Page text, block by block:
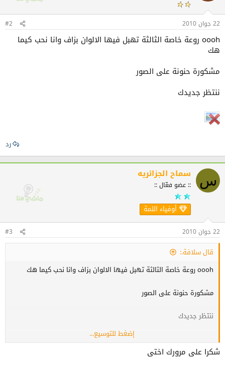
22 جوان 2010 #2
oooh روعة خاصة الثالثة تهبل فيها الالوان بزاف وانا نحب كيما
هك
مشكورة حنونة على الصور
ننتظر جديدك
رد
س سماح الجزائريه
:: عضو فعّال ::
أوفياء اللمة
22 جوان 2010 #3
قال سلافة.:
oooh روعة خاصة الثالثة تهبل فيها الالوان بزاف وانا نحب كيما هك
مشكورة حنونة على الصور
ننتظر جديدك
إضغط للتوسيع...
شكرا على مرورك اختى